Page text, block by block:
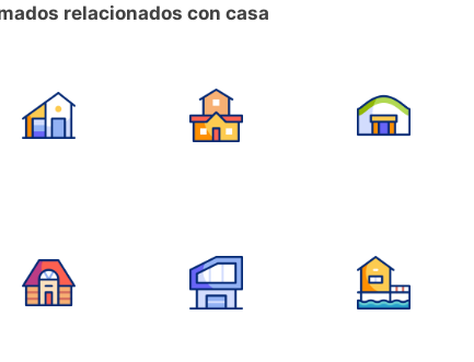
relacionados con casa